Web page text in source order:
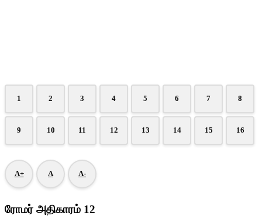
1 2 3 4 5 6 7 8
9 10 11 12 13 14 15 16
A+ A A-
ரோமர் அதிகாரம் 12